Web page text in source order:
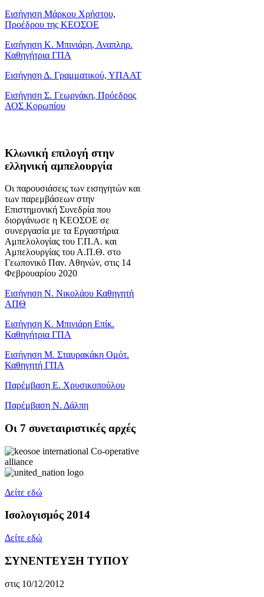
Εισήγηση Μάρκου Χρήστου,
Προέδρου της ΚΕΟΣΟΕ
Εισήγηση Κ. Μπινιάρη, Αναπληρ.
Καθηγήτρια ΓΠΑ
Εισήγηση Δ. Γραμματικού, ΥΠΑΑΤ
Εισήγηση Σ. Γεωργάκη, Πρόεδρος
ΑΟΣ Κορωπίου
Κλωνική επιλογή στην
ελληνική αμπελουργία
Οι παρουσιάσεις των εισηγητών και
των παρεμβάσεων στην
Επιστημονική Συνεδρία που
διοργάνωσε η ΚΕΟΣΟΕ σε
συνεργασία με τα Εργαστήρια
Αμπελολογίας του Γ.Π.Α. και
Αμπελουργίας του Α.Π.Θ. στο
Γεωπονικό Παν. Αθηνών, στις 14
Φεβρουαρίου 2020
Εισήγηση Ν. Νικολάου Καθηγητή
ΑΠΘ
Εισήγηση Κ. Μπινιάρη Επίκ.
Καθηγήτρια ΓΠΑ
Εισήγηση Μ. Σταυρακάκη Ομότ.
Καθηγητή ΓΠΑ
Παρέμβαση Ε. Χρυσικοπούλου
Παρέμβαση Ν. Δάλπη
Oι 7 συνεταιριστικές αρχές
Δείτε εδώ
Ισολογισμός 2014
Δείτε εδώ
ΣΥΝΕΝΤΕΥΞΗ ΤΥΠΟΥ
στις 10/12/2012